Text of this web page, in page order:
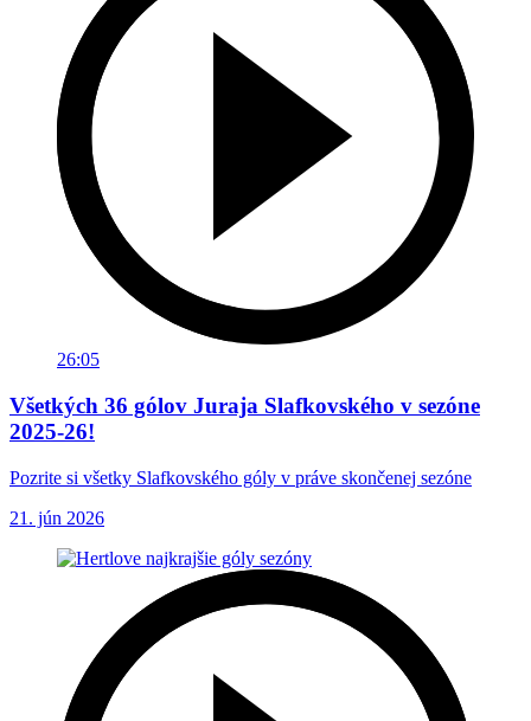
26:05
Všetkých 36 gólov Juraja Slafkovského v sezóne
2025-26!
Pozrite si všetky Slafkovského góly v práve skončenej sezóne
21. jún 2026